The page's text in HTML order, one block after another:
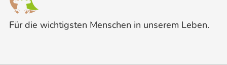
Für die wichtigsten Menschen in unserem Leben.